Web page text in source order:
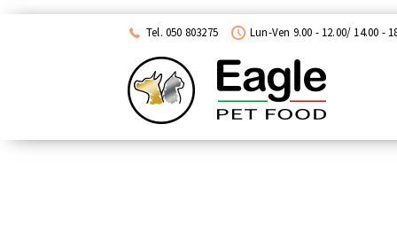
Tel. 050 803275
Lun-Ven 9.00 - 12.00/ 14.00 -